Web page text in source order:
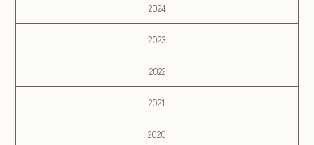
2024
2023
2022
2021
2020